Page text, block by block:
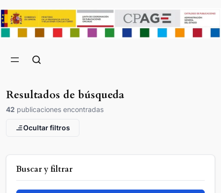
Resultados de búsqueda
42 publicaciones encontradas
Ocultar filtros
Buscar y filtrar